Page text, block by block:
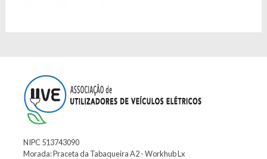
NIPC 513743090
Morada: Praceta da Tabaqueira A2 - Workhub Lx